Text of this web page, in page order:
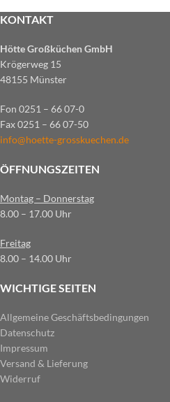
KONTAKT
Hötte Großküchen GmbH
Krögerweg 15
48155 Münster
Fon 0251 – 66 07-0
Fax 0251 – 66 07-50
info@hoette-grosskuechen.de
ÖFFNUNGSZEITEN
Montag – Donnerstag
8.00 – 17.00 Uhr
Freitag
8.00 – 14.00 Uhr
WICHTIGE SEITEN
Allgemeine Geschäftsbedingungen
Datenschutz
Impressum
Versand & Lieferung
Widerruf